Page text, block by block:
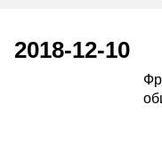
2018-12-10